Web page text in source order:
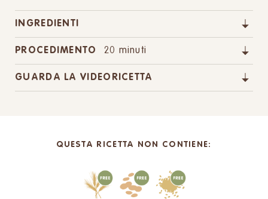
INGREDIENTI
PROCEDIMENTO 20 minuti
GUARDA LA VIDEORICETTA
QUESTA RICETTA NON CONTIENE: